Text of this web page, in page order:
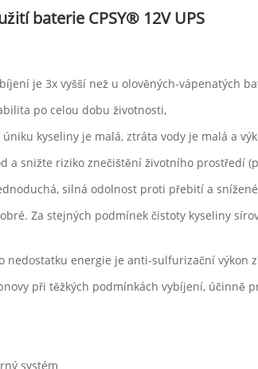
baterie CPSY® 12V UPS
je 3x vyšší než u olověných-vápenatých
po celou dobu životnosti,
kyseliny je malá, ztráta vody je malá a
a snižte riziko znečištění životního prostředí
silná odolnost proti přebití a
Za stejných podmínek čistoty kyseliny
nedostatku energie je anti-sulfurizační výkon
při těžkých podmínkách vybíjení, účinně
systém